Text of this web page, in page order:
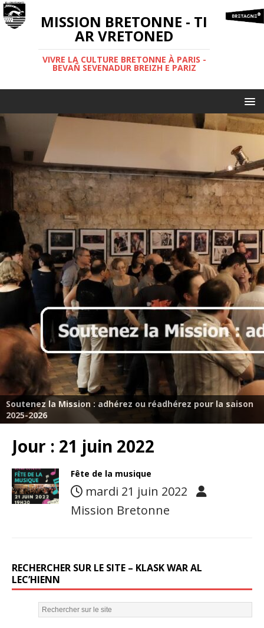
MISSION BRETONNE - TI
AR VRETONED
VIVRE LA CULTURE BRETONNE À PARIS -
BEVAÑ SEVENADUR BREIZH E PARIZ
Soutenez la Mission : adhérez ou réadhérez pour la saison
2025-2026
Jour : 21 juin 2022
Fête de la musique
mardi 21 juin 2022
Mission Bretonne
RECHERCHER SUR LE SITE – KLASK WAR AL
LEC’HIENN